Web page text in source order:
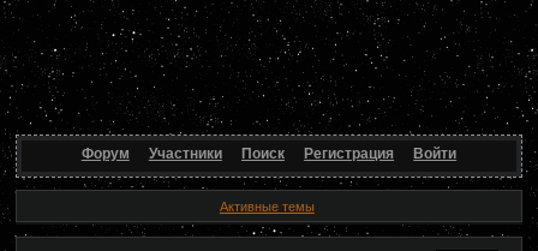
Форум Участники Поиск Регистрация Войти
Активные темы